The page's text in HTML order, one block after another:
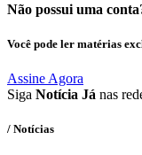
Não possui uma
Você pode ler matérias
Assine Agora
Siga Notícia Já nas
/ Notícias